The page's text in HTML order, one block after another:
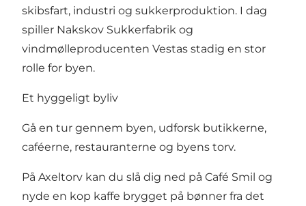
skibsfart, industri og sukkerproduktion. I dag
spiller Nakskov Sukkerfabrik og
vindmølleproducenten Vestas stadig en stor
rolle for byen.
Et hyggeligt byliv
Gå en tur gennem byen, udforsk butikkerne,
caféerne, restauranterne og byens torv.
På Axeltorv kan du slå dig ned på Café Smil og
nyde en kop kaffe brygget på bønner fra det